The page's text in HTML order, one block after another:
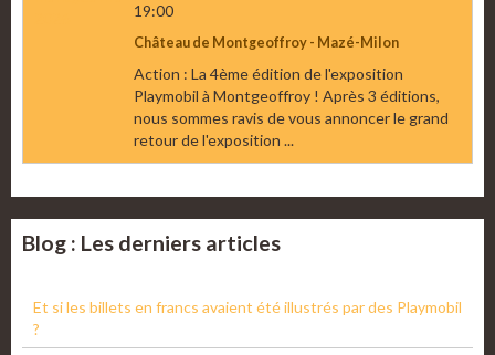
19:00
Château de Montgeoffroy - Mazé-Milon
Action : La 4ème édition de l'exposition
Playmobil à Montgeoffroy ! Après 3 éditions,
nous sommes ravis de vous annoncer le grand
retour de l'exposition ...
Blog : Les derniers articles
Et si les billets en francs avaient été illustrés par des Playmobil
?